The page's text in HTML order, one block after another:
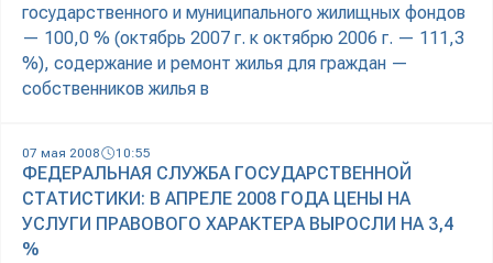
государственного и муниципального жилищных фондов
— 100,0 % (октябрь 2007 г. к октябрю 2006 г. — 111,3
%), содержание и ремонт жилья для граждан —
собственников жилья в
07 мая 2008 10:55
ФЕДЕРАЛЬНАЯ СЛУЖБА ГОСУДАРСТВЕННОЙ
СТАТИСТИКИ: В АПРЕЛЕ 2008 ГОДА ЦЕНЫ НА
УСЛУГИ ПРАВОВОГО ХАРАКТЕРА ВЫРОСЛИ НА 3,4
%